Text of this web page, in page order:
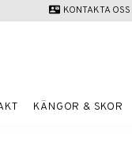
contact_mail KONTAKTA OSS
KÄNGOR & SKOR